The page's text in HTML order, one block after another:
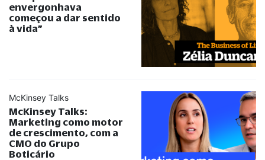
envergonhava
começou a dar sentido
à vida”
McKinsey Talks
McKinsey Talks:
Marketing como motor
de crescimento, com a
CMO do Grupo
Boticário